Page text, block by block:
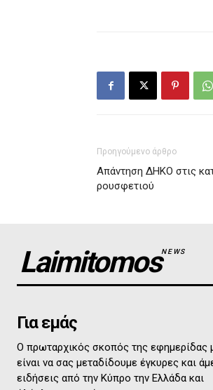
Προηγούμενο άρθρο
Απάντηση ΔΗΚΟ στις
ρουσφετιού
LaimitomosNEWS
Για εμάς
Ο πρωταρχικός σκοπός της εφημερίδας
είναι να σας μεταδίδουμε έγκυρες και
ειδήσεις από την Κύπρο την Ελλάδα και